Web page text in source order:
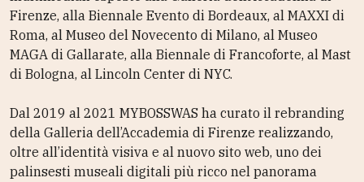
Firenze, alla Biennale Evento di Bordeaux, al MAXXI di
Roma, al Museo del Novecento di Milano, al Museo
MAGA di Gallarate, alla Biennale di Francoforte, al Mast
di Bologna, al Lincoln Center di NYC.
Dal 2019 al 2021 MYBOSSWAS ha curato il rebranding
della Galleria dell’Accademia di Firenze realizzando,
oltre all’identità visiva e al nuovo sito web, uno dei
palinsesti museali digitali più ricco nel panorama